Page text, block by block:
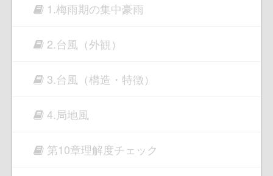
1.梅雨期の集中豪雨
2.台風（外観）
3.台風（構造・特徴）
4.局地風
第10章理解度チェック